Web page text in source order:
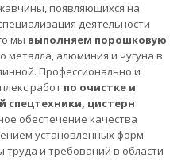
появляющихся на
деятельности
мы выполняем порошковую
металла, алюминия и чугуна в
Профессионально и
работ по очистке и
спецтехники, цистерн
обеспечение качества
установленных форм
труда и требований в области